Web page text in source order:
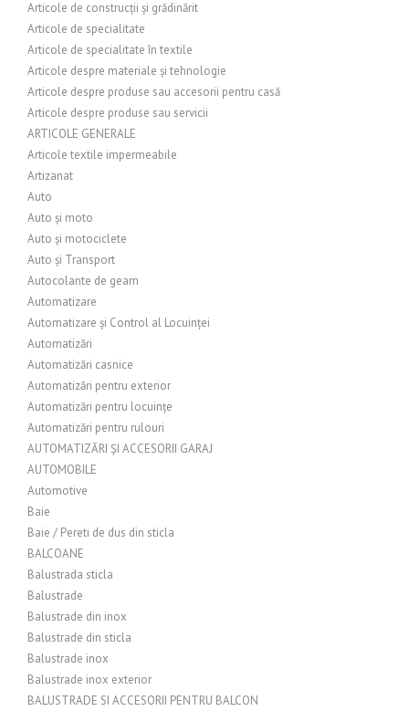
Articole de construcții și grădinărit
Articole de specialitate
Articole de specialitate în textile
Articole despre materiale și tehnologie
Articole despre produse sau accesorii pentru casă
Articole despre produse sau servicii
ARTICOLE GENERALE
Articole textile impermeabile
Artizanat
Auto
Auto și moto
Auto și motociclete
Auto și Transport
Autocolante de geam
Automatizare
Automatizare și Control al Locuinței
Automatizări
Automatizări casnice
Automatizări pentru exterior
Automatizări pentru locuințe
Automatizări pentru rulouri
AUTOMATIZĂRI ȘI ACCESORII GARAJ
AUTOMOBILE
Automotive
Baie
Baie / Pereti de dus din sticla
BALCOANE
Balustrada sticla
Balustrade
Balustrade din inox
Balustrade din sticla
Balustrade inox
Balustrade inox exterior
BALUSTRADE SI ACCESORII PENTRU BALCON